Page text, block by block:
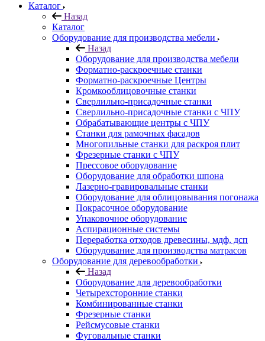
Каталог
Назад
Каталог
Оборудование для производства мебели
Назад
Оборудование для производства мебели
Форматно-раскроечные станки
Форматно-раскроечные Центры
Кромкооблицовочные станки
Сверлильно-присадочные станки
Сверлильно-присадочные станки с ЧПУ
Обрабатывающие центры с ЧПУ
Станки для рамочных фасадов
Многопильные станки для раскроя плит
Фрезерные станки с ЧПУ
Прессовое оборудование
Оборудование для обработки шпона
Лазерно-гравировальные станки
Оборудование для облицовывания погонажа
Покрасочное оборудование
Упаковочное оборудование
Аспирационные системы
Переработка отходов древесины, мдф, дсп
Оборудование для производства матрасов
Оборудование для деревообработки
Назад
Оборудование для деревообработки
Четырехсторонние станки
Комбинированные станки
Фрезерные станки
Рейсмусовые станки
Фуговальные станки